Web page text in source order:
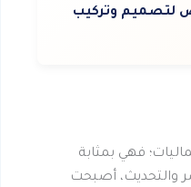
لتصميم وتركيب
فهي بمثابة
والتحديث، أصبحت